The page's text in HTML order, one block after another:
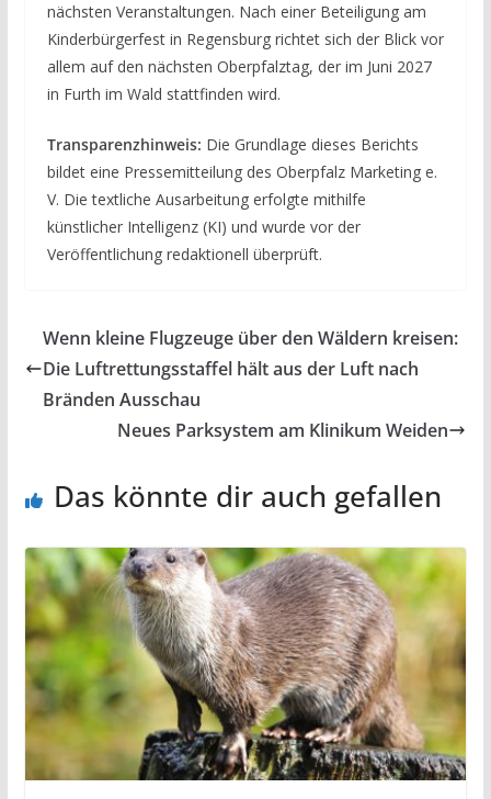
nächsten Veranstaltungen. Nach einer Beteiligung am
Kinderbürgerfest in Regensburg richtet sich der Blick vor
allem auf den nächsten Oberpfalztag, der im Juni 2027
in Furth im Wald stattfinden wird.
Transparenzhinweis: Die Grundlage dieses Berichts
bildet eine Pressemitteilung des Oberpfalz Marketing e.
V. Die textliche Ausarbeitung erfolgte mithilfe
künstlicher Intelligenz (KI) und wurde vor der
Veröffentlichung redaktionell überprüft.
Wenn kleine Flugzeuge über den Wäldern kreisen:
Die Luftrettungsstaffel hält aus der Luft nach
Bränden Ausschau
Neues Parksystem am Klinikum Weiden
Das könnte dir auch gefallen